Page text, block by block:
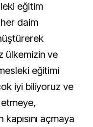
eğitim
daim
ülkemizin ve
eğitimi
iyi biliyoruz ve
kapısını açmaya